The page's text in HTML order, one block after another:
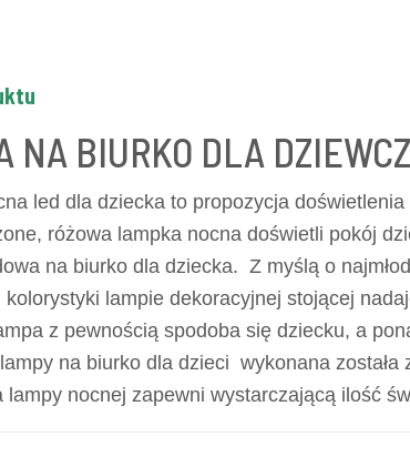
NA BIURKO DLA
led dla dziecka to propozycja
różowa lampka nocna doświetli pokój
na biurko dla dziecka. Z myślą o
kolorystyki lampie dekoracyjnej stojącej
z pewnością spodoba się dziecku, a
na biurko dla dzieci wykonana
lampy nocnej zapewni wystarczającą ilość